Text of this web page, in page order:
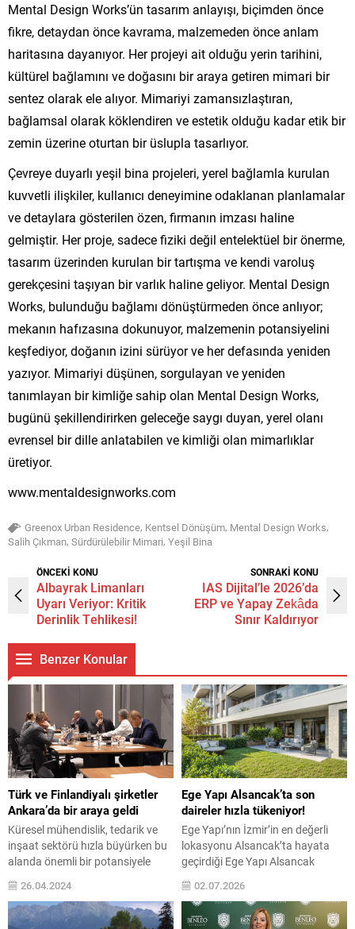
Mental Design Works’ün tasarım anlayışı, biçimden önce
fikre, detaydan önce kavrama, malzemeden önce anlam
haritasına dayanıyor. Her projeyi ait olduğu yerin tarihini,
kültürel bağlamını ve doğasını bir araya getiren mimari bir
sentez olarak ele alıyor. Mimariyi zamansızlaştıran,
bağlamsal olarak köklendiren ve estetik olduğu kadar etik bir
zemin üzerine oturtan bir üslupla tasarlıyor.
Çevreye duyarlı yeşil bina projeleri, yerel bağlamla kurulan
kuvvetli ilişkiler, kullanıcı deneyimine odaklanan planlamalar
ve detaylara gösterilen özen, firmanın imzası haline
gelmiştir. Her proje, sadece fiziki değil entelektüel bir önerme,
tasarım üzerinden kurulan bir tartışma ve kendi varoluş
gerekçesini taşıyan bir varlık haline geliyor. Mental Design
Works, bulunduğu bağlamı dönüştürmeden önce anlıyor;
mekanın hafızasına dokunuyor, malzemenin potansiyelini
keşfediyor, doğanın izini sürüyor ve her defasında yeniden
yazıyor. Mimariyi düşünen, sorgulayan ve yeniden
tanımlayan bir kimliğe sahip olan Mental Design Works,
bugünü şekillendirirken geleceğe saygı duyan, yerel olanı
evrensel bir dille anlatabilen ve kimliği olan mimarlıklar
üretiyor.
www.mentaldesignworks.com
Greenox Urban Residence, Kentsel Dönüşüm, Mental Design Works,
Salih Çıkman, Sürdürülebilir Mimari, Yeşil Bina
ÖNCEKİ KONU
Albayrak Limanları
Uyarı Veriyor: Kritik
Derinlik Tehlikesi!
SONRAKİ KONU
IAS Dijital’le 2026’da
ERP ve Yapay Zekâda
Sınır Kaldırıyor
Benzer Konular
Türk ve Finlandiyalı şirketler
Ankara’da bir araya geldi
Küresel mühendislik, tedarik ve
inşaat sektörü hızla büyürken bu
alanda önemli bir potansiyele
işbirliklerini ülkeler arası
düzenlenen etkinliklerle artırıyor.
Finlandiya’nın Ekonomi ve
26.04.2024
Ege Yapı Alsancak’ta son
daireler hızla tükeniyor!
Ege Yapı’nın İzmir’in en değerli
lokasyonu Alsancak’ta hayata
geçirdiği Ege Yapı Alsancak
yaklaşırken, bölgede yeni proje
arzının son derece sınırlı olduğu
Alsancak’ta yoğun ilgi gören
02.07.2026